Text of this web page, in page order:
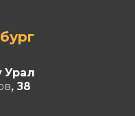
Урал
38